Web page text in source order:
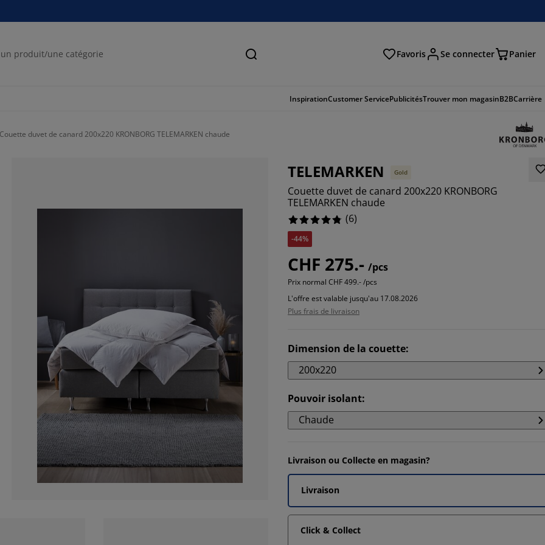
Chercher Favoris Se connecter Panier
InspirationCustomer ServicePublicitésTrouver mon magasinB2BCarrière
Couette duvet de canard 200x220 KRONBORG TELEMARKEN chaude
TELEMARKEN Gold
Couette duvet de canard 200x220 KRONBORG
TELEMARKEN chaude
(6)
-44%
CHF 275.- /pcs
Prix normal CHF 499.- /pcs
L'offre est valable jusqu'au 17.08.2026
Plus frais de livraison
Dimension de la couette:
200x220
Pouvoir isolant:
Chaude
Livraison ou Collecte en magasin?
Livraison
Click & Collect
83.33333333333334%
16.666666666666664%